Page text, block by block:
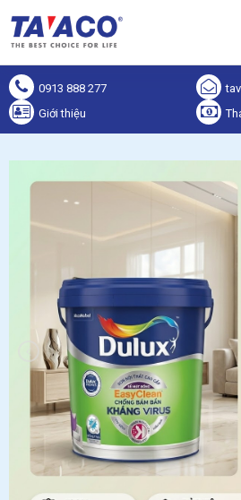
0913 888 277
Giới thiệu